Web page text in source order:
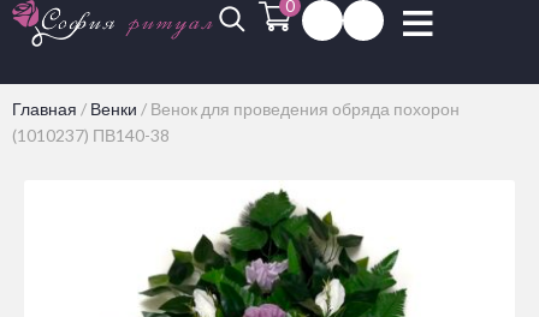
0
Главная / Венки / Венок для проведения обряда похорон
(1010237) ПВ140-38